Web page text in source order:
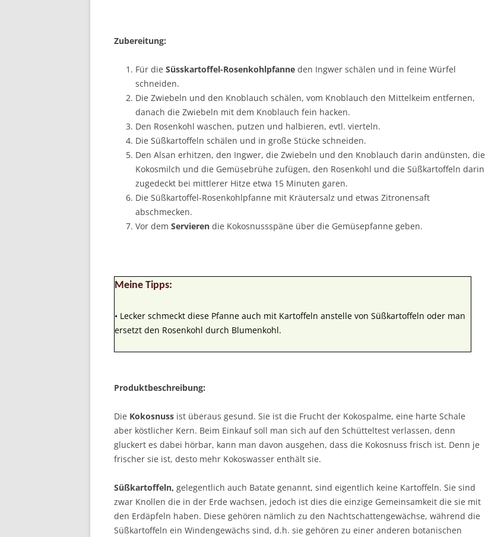
Zubereitung:
Für die Süsskartoffel-Rosenkohlpfanne den Ingwer schälen und in feine Würfel
schneiden.
Die Zwiebeln und den Knoblauch schälen, vom Knoblauch den Mittelkeim entfernen,
danach die Zwiebeln mit dem Knoblauch fein hacken.
Den Rosenkohl waschen, putzen und halbieren, evtl. vierteln.
Die Süßkartoffeln schälen und in große Stücke schneiden.
Den Alsan erhitzen, den Ingwer, die Zwiebeln und den Knoblauch darin andünsten, die
Kokosmilch und die Gemüsebrühe zufügen, den Rosenkohl und die Süßkartoffeln darin
zugedeckt bei mittlerer Hitze etwa 15 Minuten garen.
Die Süßkartoffel-Rosenkohlpfanne mit Kräutersalz und etwas Zitronensaft
abschmecken.
Vor dem Servieren die Kokosnussspäne über die Gemüsepfanne geben.
Meine Tipps:
• Lecker schmeckt diese Pfanne auch mit Kartoffeln anstelle von Süßkartoffeln oder man
ersetzt den Rosenkohl durch Blumenkohl.
Produktbeschreibung:
Die Kokosnuss ist überaus gesund. Sie ist die Frucht der Kokospalme, eine harte Schale
aber köstlicher Kern. Beim Einkauf soll man sich auf den Schütteltest verlassen, denn
gluckert es dabei hörbar, kann man davon ausgehen, dass die Kokosnuss frisch ist. Denn je
frischer sie ist, desto mehr Kokoswasser enthält sie.
Süßkartoffeln, gelegentlich auch Batate genannt, sind eigentlich keine Kartoffeln. Sie sind
zwar Knollen die in der Erde wachsen, jedoch ist dies die einzige Gemeinsamkeit die sie mit
den Erdäpfeln haben. Diese gehören nämlich zu den Nachtschattengewächse, während die
Süßkartoffeln ein Windengewächs sind, d.h. sie gehören zu einer anderen botanischen